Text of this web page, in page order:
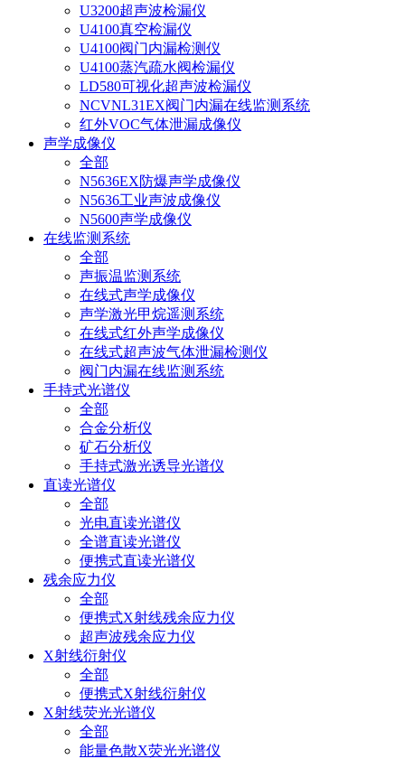
U3200超声波检漏仪
U4100真空检漏仪
U4100阀门内漏检测仪
U4100蒸汽疏水阀检漏仪
LD580可视化超声波检漏仪
NCVNL31EX阀门内漏在线监测系统
红外VOC气体泄漏成像仪
声学成像仪
全部
N5636EX防爆声学成像仪
N5636工业声波成像仪
N5600声学成像仪
在线监测系统
全部
声振温监测系统
在线式声学成像仪
声学激光甲烷遥测系统
在线式红外声学成像仪
在线式超声波气体泄漏检测仪
阀门内漏在线监测系统
手持式光谱仪
全部
合金分析仪
矿石分析仪
手持式激光诱导光谱仪
直读光谱仪
全部
光电直读光谱仪
全谱直读光谱仪
便携式直读光谱仪
残余应力仪
全部
便携式X射线残余应力仪
超声波残余应力仪
X射线衍射仪
全部
便携式X射线衍射仪
X射线荧光光谱仪
全部
能量色散X荧光光谱仪